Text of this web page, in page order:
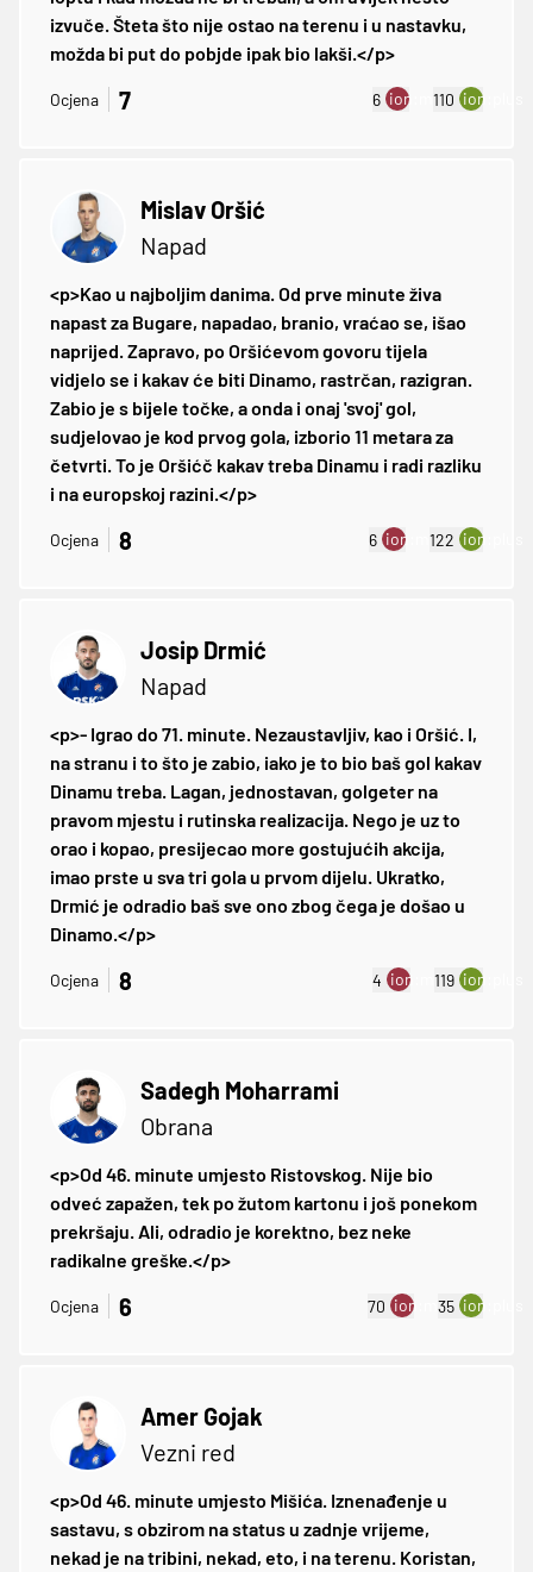
izvuče. Šteta što nije ostao na terenu i u nastavku,
možda bi put do pobjde ipak bio lakši.</p>
Ocjena 7 6 ion:minus
110 ion:plus
Mislav Oršić
Napad
<p>Kao u najboljim danima. Od prve minute živa
napast za Bugare, napadao, branio, vraćao se, išao
naprijed. Zapravo, po Oršićevom govoru tijela
vidjelo se i kakav će biti Dinamo, rastrčan, razigran.
Zabio je s bijele točke, a onda i onaj 'svoj' gol,
sudjelovao je kod prvog gola, izborio 11 metara za
četvrti. To je Oršićč kakav treba Dinamu i radi razliku
i na europskoj razini.</p>
Ocjena 8 6 ion:minus
122 ion:plus
Josip Drmić
Napad
<p>- Igrao do 71. minute. Nezaustavljiv, kao i Oršić. I,
na stranu i to što je zabio, iako je to bio baš gol kakav
Dinamu treba. Lagan, jednostavan, golgeter na
pravom mjestu i rutinska realizacija. Nego je uz to
orao i kopao, presijecao more gostujućih akcija,
imao prste u sva tri gola u prvom dijelu. Ukratko,
Drmić je odradio baš sve ono zbog čega je došao u
Dinamo.</p>
Ocjena 8 4 ion:minus
119 ion:plus
Sadegh Moharrami
Obrana
<p>Od 46. minute umjesto Ristovskog. Nije bio
odveć zapažen, tek po žutom kartonu i još ponekom
prekršaju. Ali, odradio je korektno, bez neke
radikalne greške.</p>
Ocjena 6 70 ion:minus
35 ion:plus
Amer Gojak
Vezni red
<p>Od 46. minute umjesto Mišića. Iznenađenje u
sastavu, s obzirom na status u zadnje vrijeme,
nekad je na tribini, nekad, eto, i na terenu. Koristan,